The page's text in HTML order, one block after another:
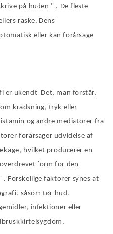
på huden " . De fleste
raske. Dens
eller kan forårsage
er ukendt. Det, man forstår,
kradsning, tryk eller
og andre mediatorer fra
forårsager udvidelse af
hvilket producerer en
form for den
" . Forskellige faktorer synes at
såsom tør hud,
infektioner eller